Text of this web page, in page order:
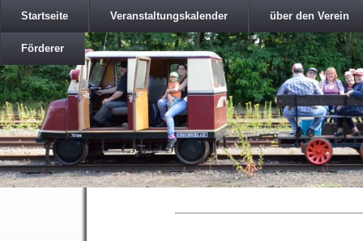
Startseite Veranstaltungskalender über den Verein
Förderer